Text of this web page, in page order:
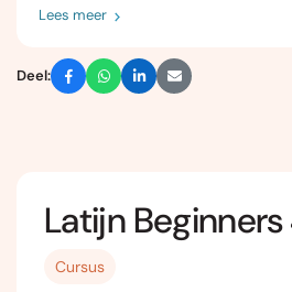
Latijn Beginners
Cursus
Lees meer
Deel: